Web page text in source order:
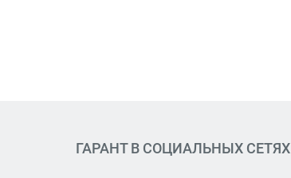
ГАРАНТ В СОЦИАЛЬНЫХ СЕТЯХ